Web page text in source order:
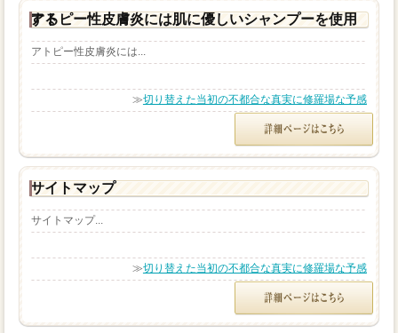
アトピー性皮膚炎には肌に優しいシャンプーを使用する
アトピー性皮膚炎には...
≫切り替えた当初の不都合な真実に修羅場な予感
サイトマップ
サイトマップ...
≫切り替えた当初の不都合な真実に修羅場な予感